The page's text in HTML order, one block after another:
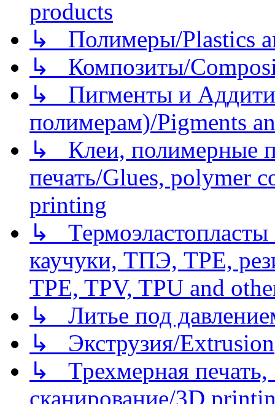
products
↳ Полимеры/Plastics
↳ Композиты/
↳ Пигменты и
полимерам)/Pigments
↳ Клеи, полимерные
печать/Glues, polymer
printing
↳
каучуки, ТПЭ, TPE,
TPE, TPV, TPU and
↳ Литье под
↳ Экструзия/Extrusion
↳ Трехмерная
сканирование/3D